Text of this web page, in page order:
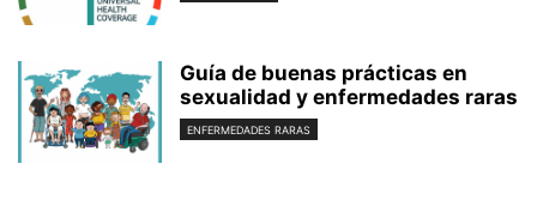
Guía de buenas prácticas en
sexualidad y enfermedades raras
ENFERMEDADES RARAS